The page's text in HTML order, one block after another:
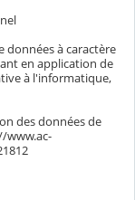
à caractère
en application de
à l'informatique,
des données de
www.ac-